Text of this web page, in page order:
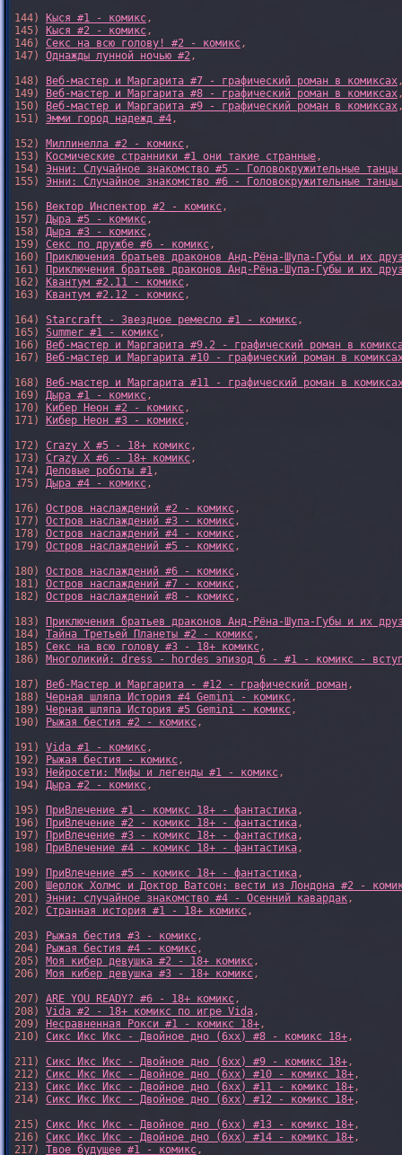
144)
Кыся #1 - комикс,
145)
Кыся #2 - комикс,
146) Секс на всю голову! #2 - комикс,
147) Однажды лунной ночью #2,
148)
Веб-мастер и Маргарита #7 - графический роман в комиксах
149)
Веб-мастер и Маргарита #8 - графический роман в комиксах
150)
Веб-мастер и Маргарита #9 - графический роман в комиксах
151) Эмми город надежд #4,
152) Миллинелла #2 - комикс,
153)
Космические странники #1 они такие странные,
154) Энни: Случайное знакомство #5 - Головокружительные
155) Энни: Случайное знакомство #6 - Головокружительные
156)
Вектор Инспектор #2 - комикс,
157) Дыра #5 - комикс,
158) Дыра #3 - комикс,
159) Секс по дружбе #6 - комикс,
160)
Приключения братьев драконов Анд-Рёна-Шупа-Губы и их
161)
Приключения братьев драконов Анд-Рёна-Шупа-Губы и их
162)
Квантум #2.11 - комикс,
163)
Квантум #2.12 - комикс,
164) Starcraft - Звездное ремесло #1 - комикс,
165) Summer #1 - комикс,
166)
Веб-мастер и Маргарита #9.2 - графический роман в
167)
Веб-мастер и Маргарита #10 - графический роман в
168)
Веб-мастер и Маргарита #11 - графический роман в
169) Дыра #1 - комикс,
170)
Кибер Неон #2 - комикс,
171)
Кибер Неон #3 - комикс,
172) Crazy X #5 - 18+ комикс,
173) Crazy X #6 - 18+ комикс,
174) Деловые роботы #1,
175) Дыра #4 - комикс,
176) Остров наслаждений #2 - комикс,
177) Остров наслаждений #3 - комикс,
178) Остров наслаждений #4 - комикс,
179) Остров наслаждений #5 - комикс,
180) Остров наслаждений #6 - комикс,
181) Остров наслаждений #7 - комикс,
182) Остров наслаждений #8 - комикс,
183)
Приключения братьев драконов Анд-Рёна-Шупа-Губы и их
184) Тайна Третьей Планеты #2 - комикс,
185) Секс на всю голову #3 - 18+ комикс,
186) Многоликий: dress - hordes эпизод 6 - #1 - комикс -
187)
Веб-Мастер и Маргарита - #12 - графический роман,
188) Черная шляпа История #4 Gemini - комикс,
189) Черная шляпа История #5 Gemini - комикс,
190)
Рыжая бестия #2 - комикс,
191) Vida #1 - комикс,
192)
Рыжая бестия - комикс,
193)
Нейросети: Мифы и легенды #1 - комикс,
194) Дыра #2 - комикс,
195)
ПриВлечение #1 - комикс 18+ - фантастика,
196)
ПриВлечение #2 - комикс 18+ - фантастика,
197)
ПриВлечение #3 - комикс 18+ - фантастика,
198)
ПриВлечение #4 - комикс 18+ - фантастика,
199)
ПриВлечение #5 - комикс 18+ - фантастика,
200) Шерлок Холмс и Доктор Ватсон: вести из Лондона #2 -
201) Энни: случайное знакомство #4 - Осенний кавардак,
202) Странная история #1 - 18+ комикс,
203)
Рыжая бестия #3 - комикс,
204)
Рыжая бестия #4 - комикс,
205) Моя кибер девушка #2 - 18+ комикс,
206) Моя кибер девушка #3 - 18+ комикс,
207) ARE YOU READY? #6 - 18+ комикс,
208) Vida #2 - 18+ комикс по игре Vida,
209)
Несравненная Рокси #1 - комикс 18+,
210) Сикс Икс Икс - Двойное дно (6xx) #8 - комикс 18+,
211) Сикс Икс Икс - Двойное дно (6xx) #9 - комикс 18+,
212) Сикс Икс Икс - Двойное дно (6xx) #10 - комикс 18+,
213) Сикс Икс Икс - Двойное дно (6xx) #11 - комикс 18+,
214) Сикс Икс Икс - Двойное дно (6xx) #12 - комикс 18+,
215) Сикс Икс Икс - Двойное дно (6xx) #13 - комикс 18+,
216) Сикс Икс Икс - Двойное дно (6xx) #14 - комикс 18+,
217) Твое будущее #1 - комикс,